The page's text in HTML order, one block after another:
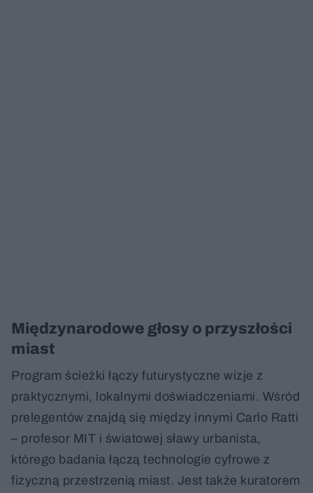
Międzynarodowe głosy o przyszłości
miast
Program ścieżki łączy futurystyczne wizje z
praktycznymi, lokalnymi doświadczeniami. Wśród
prelegentów znajdą się między innymi Carlo Ratti
– profesor MIT i światowej sławy urbanista,
którego badania łączą technologie cyfrowe z
fizyczną przestrzenią miast. Jest także kuratorem